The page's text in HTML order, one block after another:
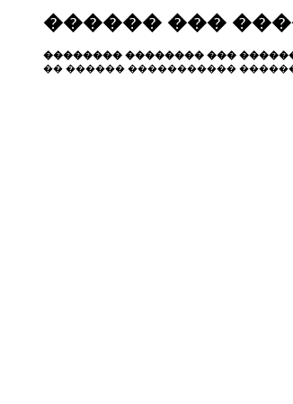
������ ���
�������� �������� ���
�� ������ �����������